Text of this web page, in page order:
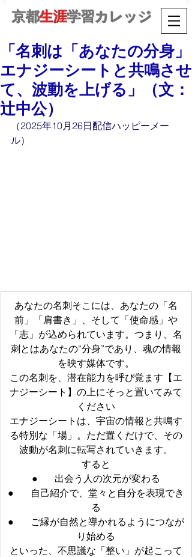
京都生涯学習カレッジ
「名刺は「あなたの分身」
エナジーシートと共鳴させ
て、波動を上げる」（文：
辻中公）
（2025年10月26日配信ハッピーメー
ル）
あなたの名刺そこには、あなたの「名
前」「肩書き」、そして「使命感」や
「志」が込められています。つまり、名
刺とはあなたの“分身”であり、魂の情報
を映す媒体です。
この名刺を、潜在能力を呼び覚ます【エ
ナジーシート】の上にそっと置いてみて
ください
エナジーシートは、宇宙の情報と共鳴す
る特別な「場」。ただ置くだけで、その
波動が名刺に転写されていきます。
すると
●       出会う人の次元が変わる
●       自己紹介で、堂々と自分を表現でき
る
●       ご縁が自然と導かれるようにつなが
り始める
といった、不思議な「整い」が起こって